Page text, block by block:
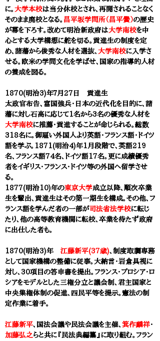
に。 大学本校は当分休校とされ、再開されることなく
そのまま廃校となる。 昌平坂学問所（昌平黌）の歴史
が幕を下ろす。改めて明治新政府は大学南校を中
心とする大学構想に舵を切る。貢進生の制度を定
め、諸藩から俊秀な人材を選抜、 大学南校に入学さ
せる。欧米の学問文化を学ばせ、国家の指導的人材
の養成を図る。
1870(明治3)年７月27日 貢進生
太政官布告、富国強兵・日本の近代化を目的に、諸
藩に対し石高に応じて1名から3名の優秀な人材を
大学南校に推薦・貢進することが命じられる。総数
318名に。御雇い外国人より英語・フランス語・ドイツ
語を学ぶ。1871(明治4)年1月段階で、英語219
名、フランス語74名、ドイツ語17名。更に成績優秀
者をイギリス・フランス・ドイツ等の外国へ留学させ
る。
1877(明治10)年の東京大学成立以降、順次卒業
生を輩出、貢進生はその第一期生を構成。その他、 フ
ランス語を学んだ者の一部が司法省法学校に転じ
たり、他の高等教育機関に転校、卒業を待たず政府
に出仕した者も。
1870(明治3)年 江藤新平(37歳)、制度取調専務
として国家機構の整備に従事。大納言・岩倉具視に
対し、30項目の答申書を提出。フランス・プロシア・ロ
シアをモデルとした三権分立と議会制、君主国家と
中央集権体制の促進、四民平等を提示。憲法の制
定作業に着手。
江藤新平、国法会議や民法会議を主催、 箕作麟祥・
加藤弘之らと共に『民法典編纂』に取り組む。​フラン